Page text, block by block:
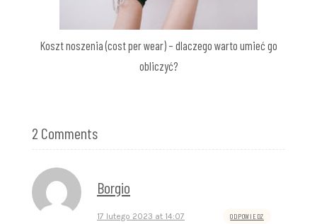
Koszt noszenia (cost per wear) – dlaczego warto umieć go
obliczyć?
2 Comments
Borgio
17 lutego 2023 at 14:07 ODPOWIEDZ